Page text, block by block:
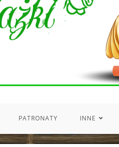
PATRONATY INNE